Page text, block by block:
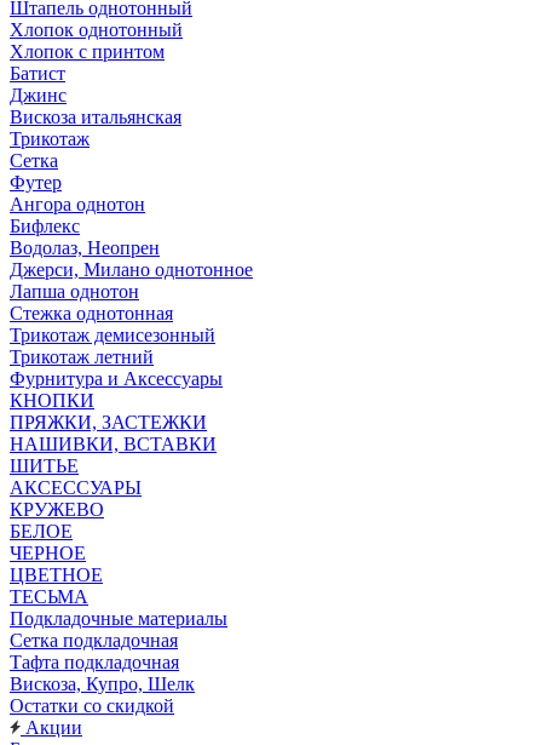
Штапель однотонный
Хлопок однотонный
Хлопок с принтом
Батист
Джинс
Вискоза итальянская
Трикотаж
Сетка
Футер
Ангора однотон
Бифлекс
Водолаз, Неопрен
Джерси, Милано однотонное
Лапша однотон
Стежка однотонная
Трикотаж демисезонный
Трикотаж летний
Фурнитура и Аксессуары
КНОПКИ
ПРЯЖКИ, ЗАСТЕЖКИ
НАШИВКИ, ВСТАВКИ
ШИТЬЕ
АКСЕССУАРЫ
КРУЖЕВО
БЕЛОЕ
ЧЕРНОЕ
ЦВЕТНОЕ
ТЕСЬМА
Подкладочные материалы
Сетка подкладочная
Тафта подкладочная
Вискоза, Купро, Шелк
Остатки со скидкой
Акции